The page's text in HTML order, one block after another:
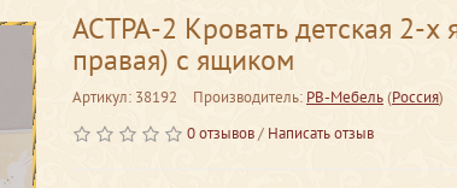
АСТРА-2 Кровать детская 2-х
правая) с ящиком
Артикул: 38192 Производитель: РВ-Мебель(Россия)
0 отзывов/ Написать отзыв